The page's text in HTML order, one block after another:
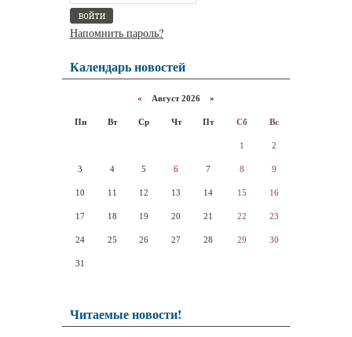
Напомнить пароль?
Календарь новостей
« Август 2026 »
Пн Вт Ср Чт Пт Сб Вс
1 2
3 4 5 6 7 8 9
10 11 12 13 14 15 16
17 18 19 20 21 22 23
24 25 26 27 28 29 30
31
Читаемые новости!